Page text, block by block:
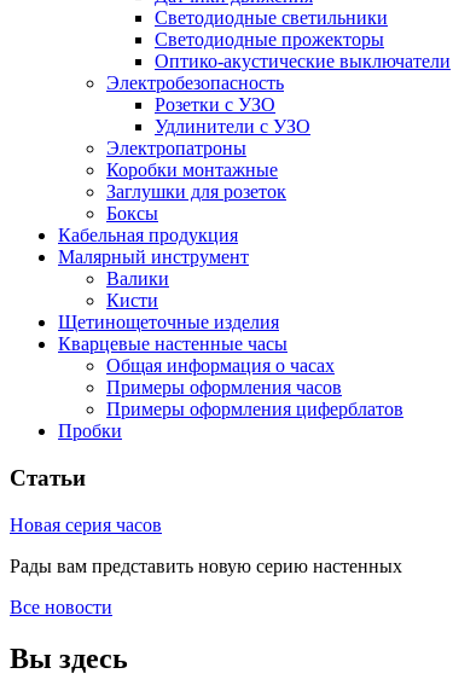
Светодиодные светильники
Светодиодные прожекторы
Оптико-акустические выключатели
Электробезопасность
Розетки с УЗО
Удлинители с УЗО
Электропатроны
Коробки монтажные
Заглушки для розеток
Боксы
Кабельная продукция
Малярный инструмент
Валики
Кисти
Щетинощеточные изделия
Кварцевые настенные часы
Общая информация о часах
Примеры оформления часов
Примеры оформления циферблатов
Пробки
Статьи
Новая серия часов
Рады вам представить новую серию настенных
Все новости
Вы здесь